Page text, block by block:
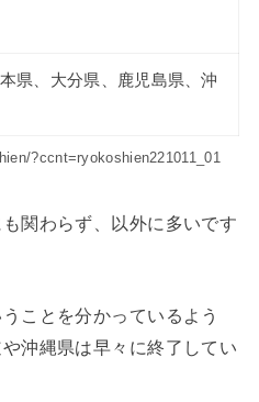
県、大分県、鹿児島県、沖
?ccnt=ryokoshien221011_01
関わらず、以外に多いです
ことを分かっているよう
沖縄県は早々に終了してい